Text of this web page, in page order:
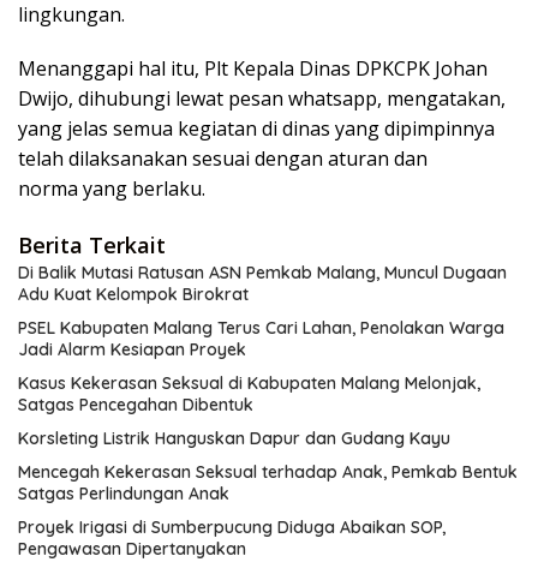
lingkungan.
Menanggapi hal itu, Plt Kepala Dinas DPKCPK Johan
Dwijo, dihubungi lewat pesan whatsapp, mengatakan,
yang jelas semua kegiatan di dinas yang dipimpinnya
telah dilaksanakan sesuai dengan aturan dan
norma yang berlaku.
Berita Terkait
Di Balik Mutasi Ratusan ASN Pemkab Malang, Muncul Dugaan
Adu Kuat Kelompok Birokrat
PSEL Kabupaten Malang Terus Cari Lahan, Penolakan Warga
Jadi Alarm Kesiapan Proyek
Kasus Kekerasan Seksual di Kabupaten Malang Melonjak,
Satgas Pencegahan Dibentuk
Korsleting Listrik Hanguskan Dapur dan Gudang Kayu
Mencegah Kekerasan Seksual terhadap Anak, Pemkab Bentuk
Satgas Perlindungan Anak
Proyek Irigasi di Sumberpucung Diduga Abaikan SOP,
Pengawasan Dipertanyakan